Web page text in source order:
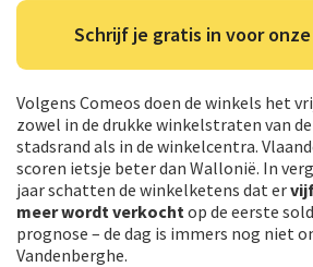
Schrijf je gratis in voor
Volgens Comeos doen de winkels het
zowel in de drukke winkelstraten van
stadsrand als in de winkelcentra.
scoren ietsje beter dan Wallonië. In
jaar schatten de winkelketens dat er
meer wordt verkocht op de eerste
prognose – de dag is immers nog niet
Vandenberghe.